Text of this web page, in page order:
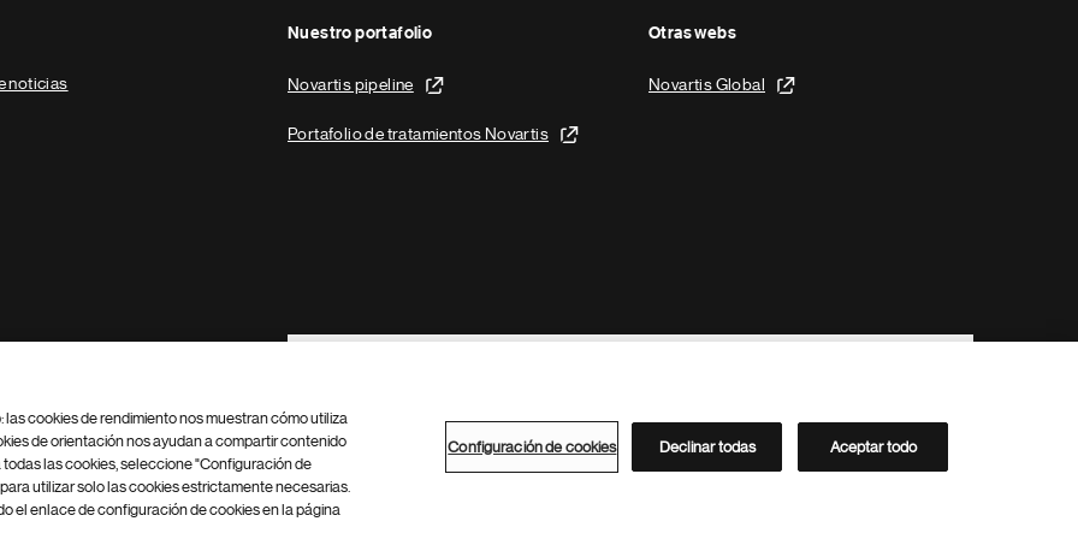
noticias
Nuestro portafolio
Novartis pipeline
Portafolio de tratamientos Novartis
Otras webs
Novartis Global
Footer Site Search
Configuración de cookies Mapa del sitio
Directorio de Novartis
cookies de rendimiento nos muestran cómo utiliza
de orientación nos ayudan a compartir contenido
las cookies, seleccione "Configuración de
utilizar solo las cookies estrictamente necesarias.
el enlace de configuración de cookies en la página
Configuración de cookies Declinar todas Aceptar todo